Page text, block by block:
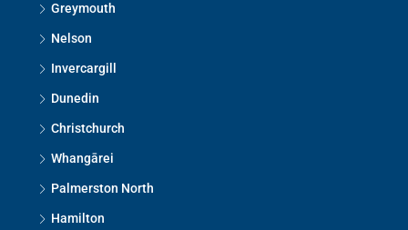
Greymouth
Nelson
Invercargill
Dunedin
Christchurch
Whangārei
Palmerston North
Hamilton